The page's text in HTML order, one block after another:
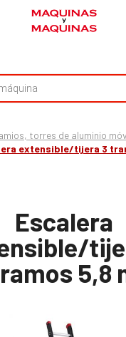
torres de aluminio
extensible/tijera 3
Escalera
5,8